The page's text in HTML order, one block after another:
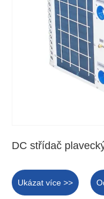
DC střídač
Ukázat více >>